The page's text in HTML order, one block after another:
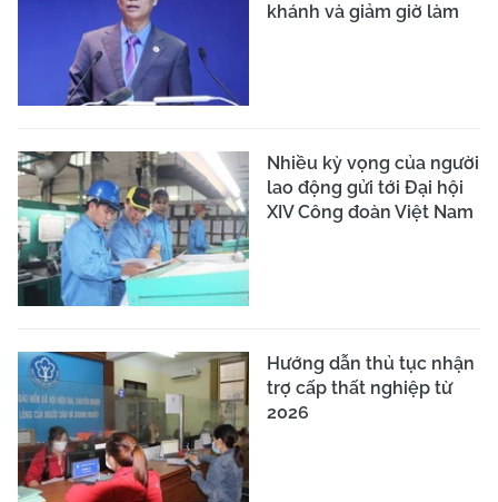
khánh và giảm giờ làm
Nhiều kỳ vọng của người
lao động gửi tới Đại hội
XIV Công đoàn Việt Nam
Hướng dẫn thủ tục nhận
trợ cấp thất nghiệp từ
2026